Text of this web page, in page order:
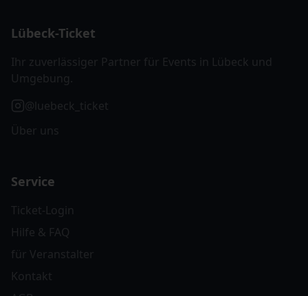
Lübeck-Ticket
Ihr zuverlässiger Partner für Events in Lübeck und
Umgebung.
@luebeck_ticket
Über uns
Service
Ticket-Login
Hilfe & FAQ
für Veranstalter
Kontakt